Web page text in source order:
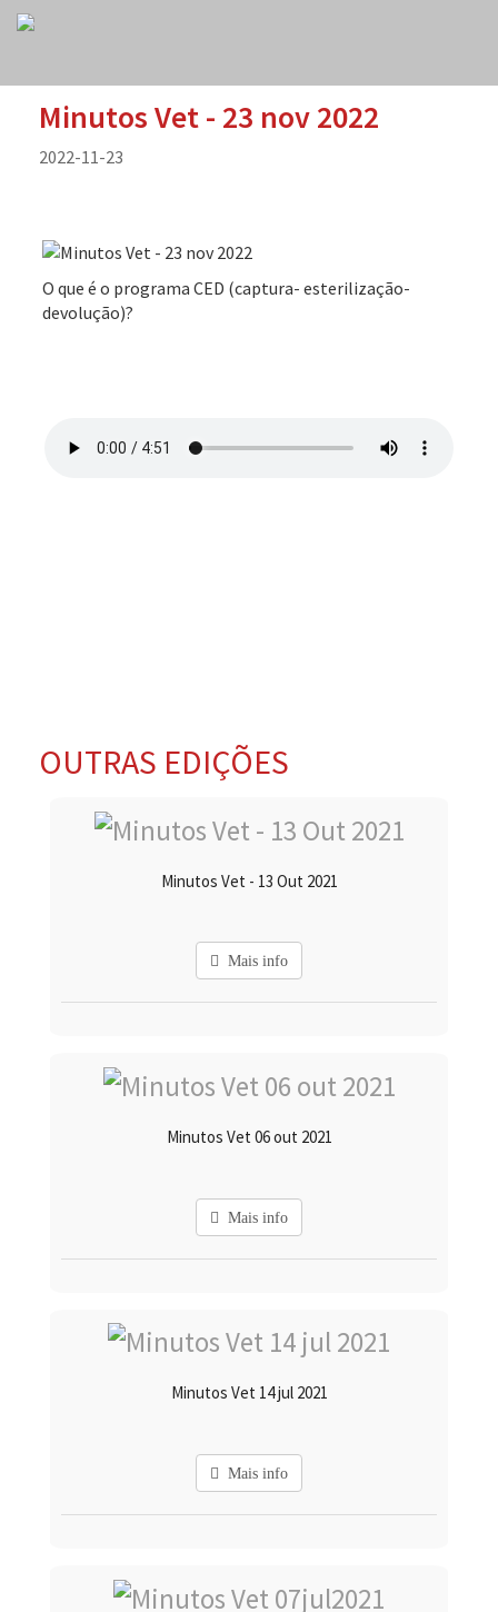
Minutos Vet - 23 nov 2022
2022-11-23
O que é o programa CED (captura- esterilização-
devolução)?
OUTRAS EDIÇÕES
Minutos Vet - 13 Out 2021
Mais info
Minutos Vet 06 out 2021
Mais info
Minutos Vet 14 jul 2021
Mais info